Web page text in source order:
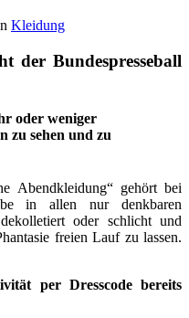
Kleidung
Bundespresseball
oder weniger
zu sehen und zu
Abendkleidung“ gehört bei
in allen nur denkbaren
oder schlicht und
freien Lauf zu lassen.
per Dresscode bereits